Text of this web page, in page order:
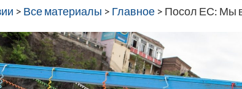
> Все материалы > Главное > Посол ЕС: Мы